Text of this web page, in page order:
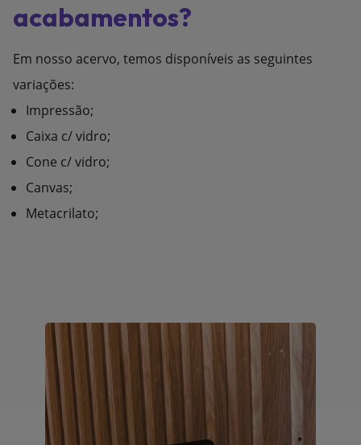
acabamentos?
Em nosso acervo, temos disponíveis as seguintes
variações:
Impressão;
Caixa c/ vidro;
Cone c/ vidro;
Canvas;
Metacrilato;